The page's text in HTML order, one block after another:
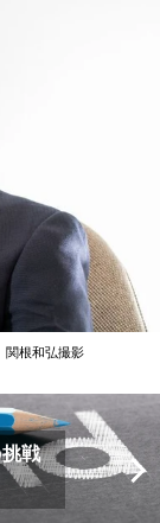
関根和弘撮影
戦